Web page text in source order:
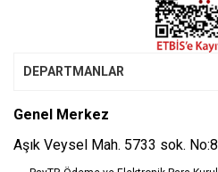
DEPARTMANLAR
Genel Merkez
Aşık Veysel Mah. 5733 sok.